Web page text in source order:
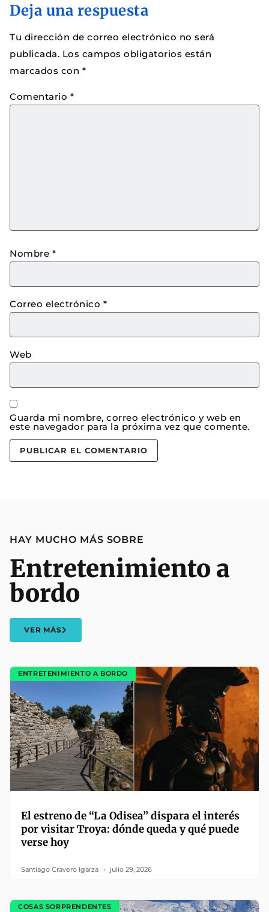
Deja una respuesta
Tu dirección de correo electrónico no será
publicada. Los campos obligatorios están
marcados con *
Comentario *
Nombre *
Correo electrónico *
Web
Guarda mi nombre, correo electrónico y web en
este navegador para la próxima vez que comente.
HAY MUCHO MÁS SOBRE
Entretenimiento a
bordo
VER MÁS
ENTRETENIMIENTO A BORDO
El estreno de “La Odisea” dispara el interés
por visitar Troya: dónde queda y qué puede
verse hoy
Santiago Cravero Igarza julio 29, 2026
COSAS SORPRENDENTES